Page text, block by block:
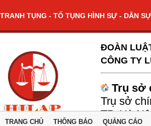
TRANH TỤNG - TỐ TỤNG HÌNH SỰ - DÂN
ĐOÀN
CÔNG TY
Trụ sở
Trụ sở
TP. Hà
TRANG CHỦ THÔNG BÁO QUẢNG CÁO